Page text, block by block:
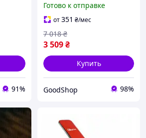
91%
угла наклона для жима
лежа, и тренировок с
эспандерами
Готово к отправке
от351 ₴/мес
3 509₴
7 018 ₴
Купить
GoodShop 98%